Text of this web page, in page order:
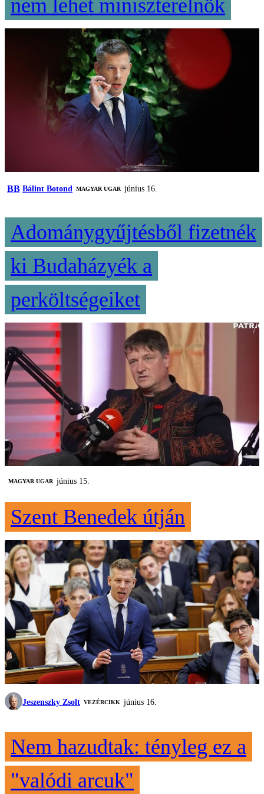
nem lehet miniszterelnök
BB Bálint Botond MAGYAR UGAR június 16.
Adománygyűjtésből fizetnék
ki Budaházyék a
perköltségeiket
MAGYAR UGAR június 15.
Szent Benedek útján
Jeszenszky Zsolt VEZÉRCIKK június 16.
Nem hazudtak: tényleg ez a
"valódi arcuk"